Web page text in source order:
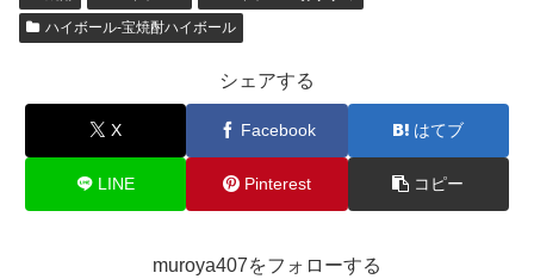
a
b
o
e
ハイボール-宝焼酎ハイボール
シェアする
X Facebook はてブ
LINE Pinterest コピー
muroya407をフォローする